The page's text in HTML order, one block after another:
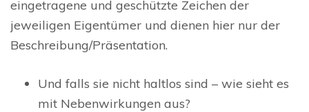
eingetragene und geschützte Zeichen der
jeweiligen Eigentümer und dienen hier nur der
Beschreibung/Präsentation.
Und falls sie nicht haltlos sind – wie sieht es
mit Nebenwirkungen aus?